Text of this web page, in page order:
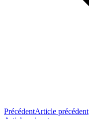
PrécédentArticle précédent